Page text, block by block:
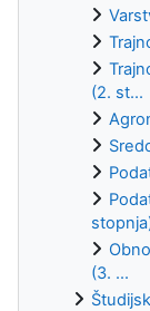
(2. st...
(3. ...